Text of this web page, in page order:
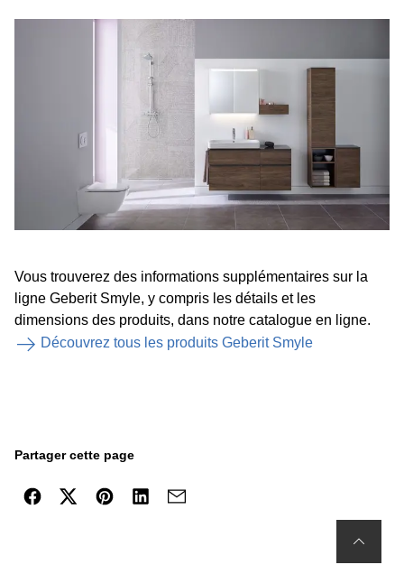
Vous trouverez des informations supplémentaires sur la
ligne Geberit Smyle, y compris les détails et les
dimensions des produits, dans notre catalogue en ligne.
Découvrez tous les produits Geberit Smyle
Partager cette page